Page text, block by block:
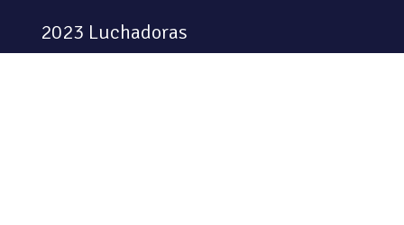
2023 Luchadoras